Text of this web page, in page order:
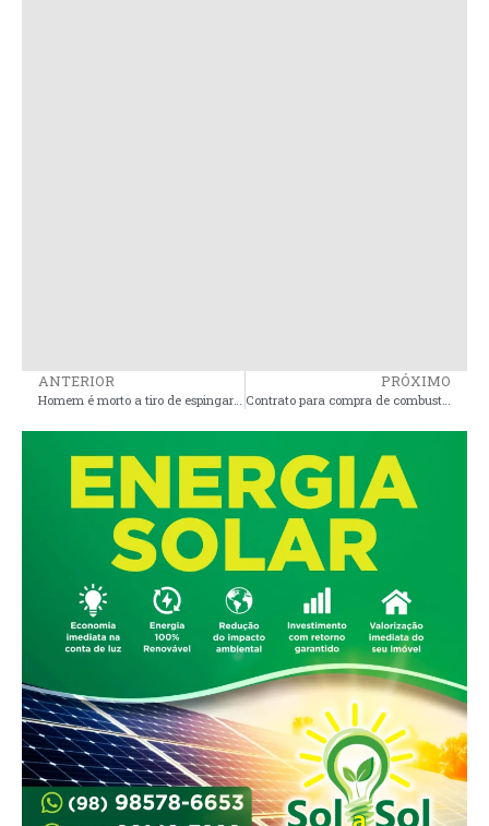
ANTERIOR PRÓXIMO
Contrato para compra de combustível ultrapassa R$ 3 milhões em São Vicente Férrer